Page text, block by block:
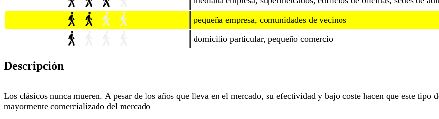
pequeña empresa, comunidades de vecinos
domicilio particular, pequeño comercio
Descripción
Los clásicos nunca mueren. A pesar de los años que lleva en el mercado, su efectividad y bajo coste hacen que este
mayormente comercializado del mercado